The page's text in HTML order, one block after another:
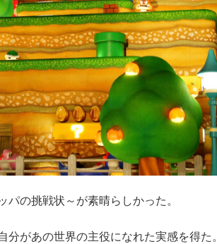
の挑戦状～が素晴らしかった。
があの世界の主役になれた実感を得た。